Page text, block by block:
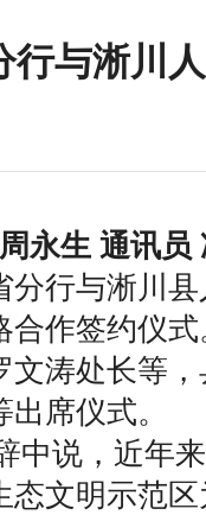
行与淅川
永生 通讯员
分行与淅川
合作签约仪
文涛处长等
席仪式。
中说，近年
态文明示范